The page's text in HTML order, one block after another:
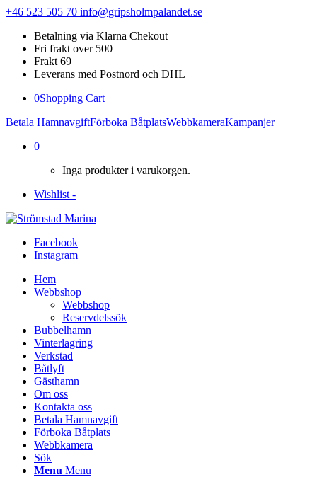
+46 523 505 70 info@gripsholmpalandet.se
Betalning via Klarna Chekout
Fri frakt over 500
Frakt 69
Leverans med Postnord och DHL
0Shopping Cart
Betala HamnavgiftFörboka BåtplatsWebbkameraKampanjer
0
Inga produkter i varukorgen.
Wishlist -
Facebook
Instagram
Hem
Webbshop
Webbshop
Reservdelssök
Bubbelhamn
Vinterlagring
Verkstad
Båtlyft
Gästhamn
Om oss
Kontakta oss
Betala Hamnavgift
Förboka Båtplats
Webbkamera
Sök
Menu Menu